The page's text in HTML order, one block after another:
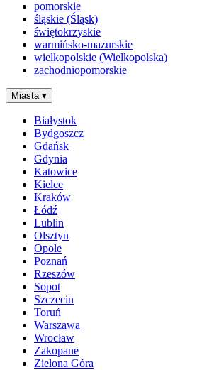
pomorskie
śląskie (Śląsk)
świętokrzyskie
warmińsko-mazurskie
wielkopolskie (Wielkopolska)
zachodniopomorskie
Miasta ▾
Białystok
Bydgoszcz
Gdańsk
Gdynia
Katowice
Kielce
Kraków
Łódź
Lublin
Olsztyn
Opole
Poznań
Rzeszów
Sopot
Szczecin
Toruń
Warszawa
Wrocław
Zakopane
Zielona Góra